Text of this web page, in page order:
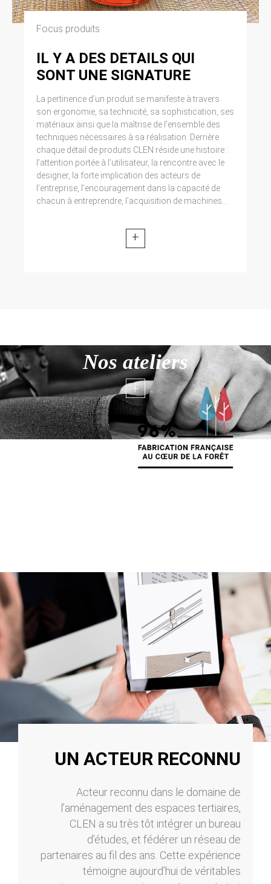
Focus produits
IL Y A DES DETAILS QUI
SONT UNE SIGNATURE
La pertinence d’un produit se manifeste à travers
son ergonomie, sa technicité, sa sophistication, ses
matériaux ainsi que la maîtrise de l’ensemble des
techniques nécessaires à sa réalisation. Derrière
chaque détail de produits CLEN réside une histoire :
l’attention portée à l’utilisateur, la rencontre avec le
designer, la forte implication des acteurs de
l’entreprise, l’encouragement dans la capacité de
chacun à entreprendre, l’acquisition de machines...
+
Nos ateliers
+
UN ACTEUR RECONNU
Acteur reconnu dans le domaine de
l’aménagement des espaces tertiaires,
CLEN a su très tôt intégrer un bureau
d’études, et fédérer un réseau de
partenaires au fil des ans. Cette expérience
témoigne aujourd’hui de véritables